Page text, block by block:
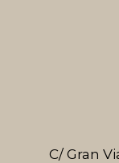
C/ Gran